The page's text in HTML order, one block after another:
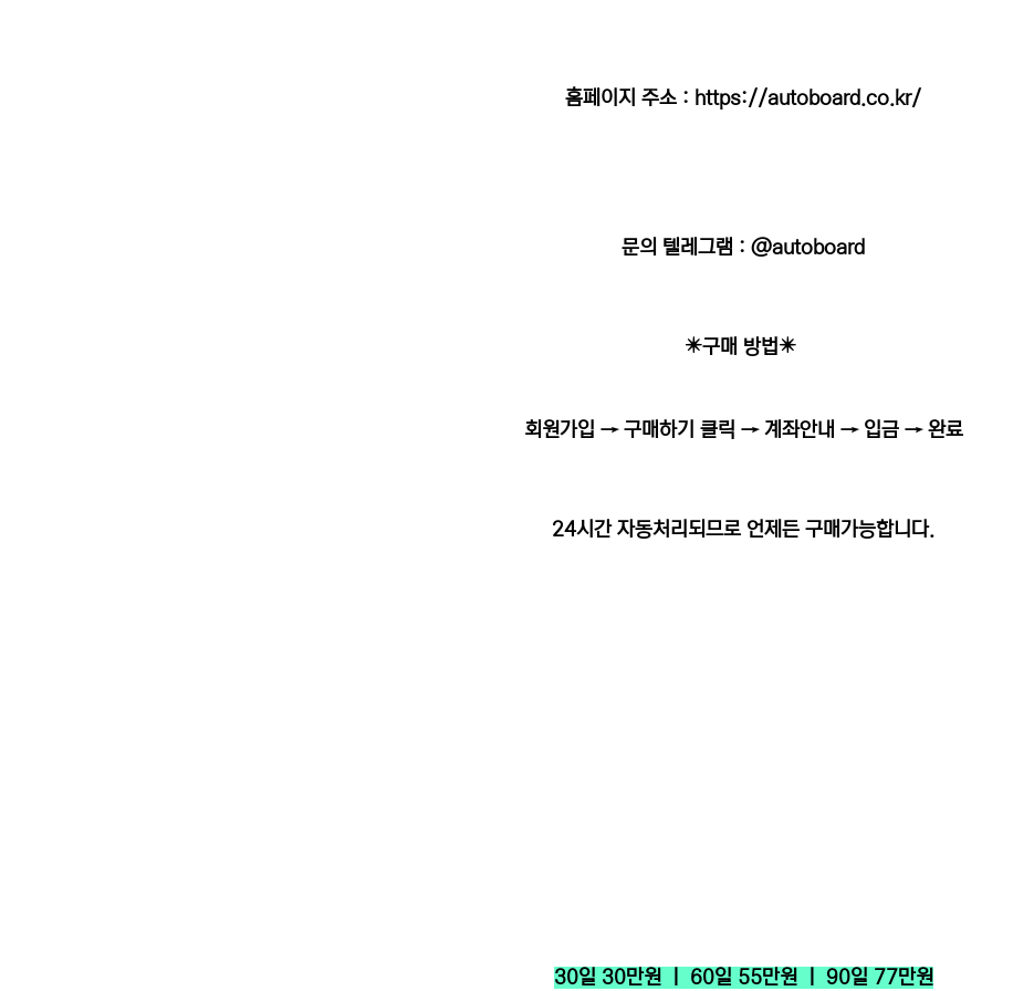
홈페이지 주소 : https://autoboard.co.kr/
문의 텔레그램 : @autoboard
✴️구매 방법✴️
회원가입 → 구매하기 클릭 → 계좌안내 → 입금 → 완료
24시간 자동처리되므로 언제든 구매가능합니다.
30일 30만원 ㅣ 60일 55만원 ㅣ 90일 77만원